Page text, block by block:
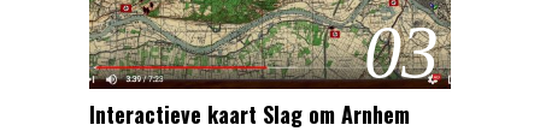
03
Interactieve kaart Slag om Arnhem